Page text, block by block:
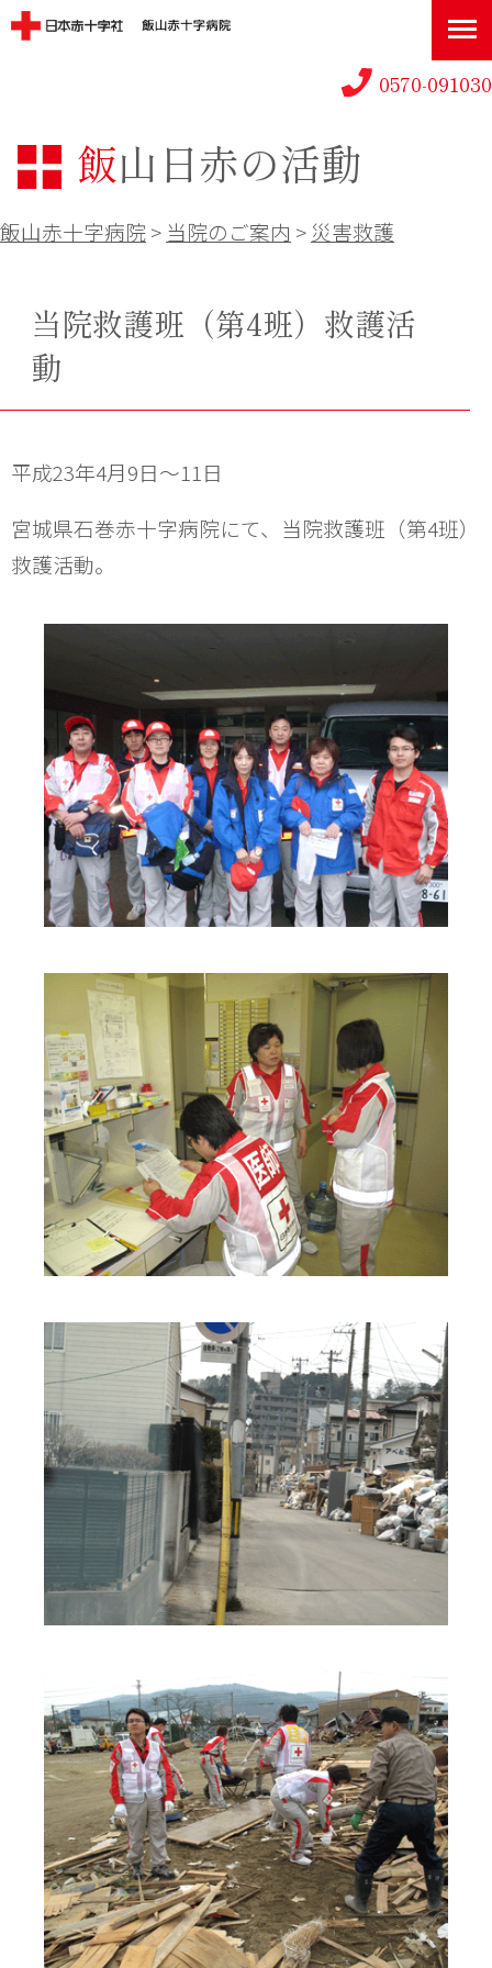
0570-091030
飯山日赤の活動
飯山赤十字病院> 当院のご案内 > 災害救護
当院救護班（第4班）救護活
動
平成23年4月9日～11日
宮城県石巻赤十字病院にて、当院救護班（第4班）
救護活動。